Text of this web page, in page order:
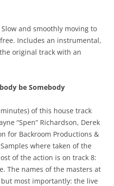
and smoothly moving to
Includes an instrumental,
original track with an
be Somebody
of this house track
“Spen” Richardson, Derek
for Backroom Productions &
where taken of the
of the action is on track 8:
The names of the masters at
most importantly: the live